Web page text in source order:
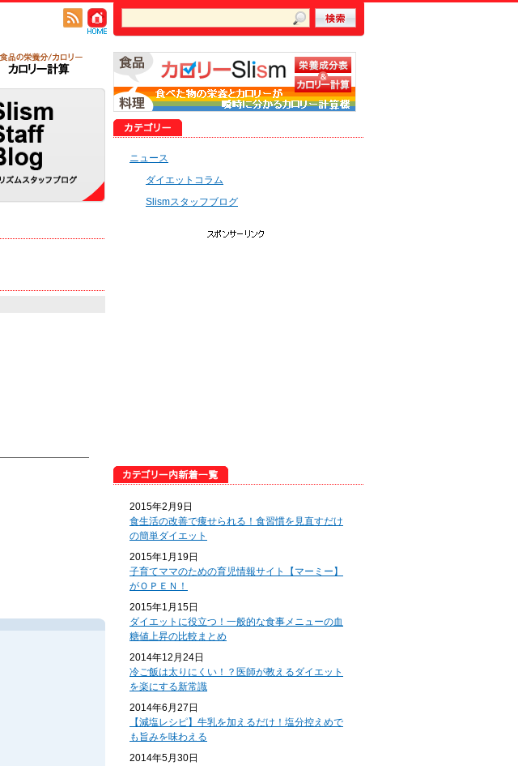
ニュース
ダイエットコラム
Slismスタッフブログ
2015年2月9日
食生活の改善で痩せられる！食習慣を見直すだけ
の簡単ダイエット
2015年1月19日
子育てママのための育児情報サイト【マーミー】
がＯＰＥＮ！
2015年1月15日
ダイエットに役立つ！一般的な食事メニューの血
糖値上昇の比較まとめ
2014年12月24日
冷ご飯は太りにくい！？医師が教えるダイエット
を楽にする新常識
2014年6月27日
【減塩レシピ】牛乳を加えるだけ！塩分控えめで
も旨みを味わえる
2014年5月30日